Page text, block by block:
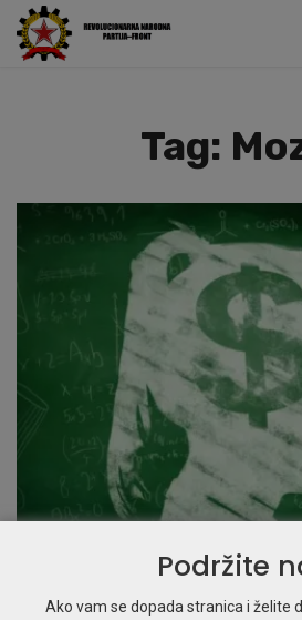
Tag:
Podržite
Ako vam se dopada stranica i želite